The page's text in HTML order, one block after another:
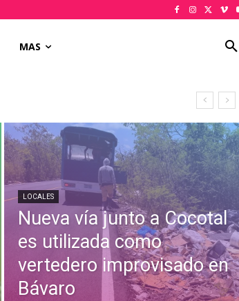
MAS
LOCALES
Nueva vía junto a Cocotal
es utilizada como
vertedero improvisado en
Bávaro